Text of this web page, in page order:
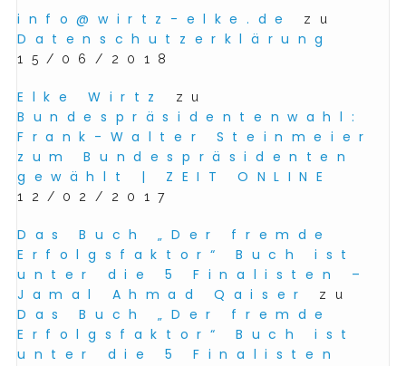
info@wirtz-elke.de zu
Datenschutzerklärung
15/06/2018
Elke Wirtz zu
Bundespräsidentenwahl:
Frank-Walter Steinmeier
zum Bundespräsidenten
gewählt | ZEIT ONLINE
12/02/2017
Das Buch „Der fremde
Erfolgsfaktor“ Buch ist
unter die 5 Finalisten –
Jamal Ahmad Qaiser
zu
Das Buch „Der fremde
Erfolgsfaktor“ Buch ist
unter die 5 Finalisten